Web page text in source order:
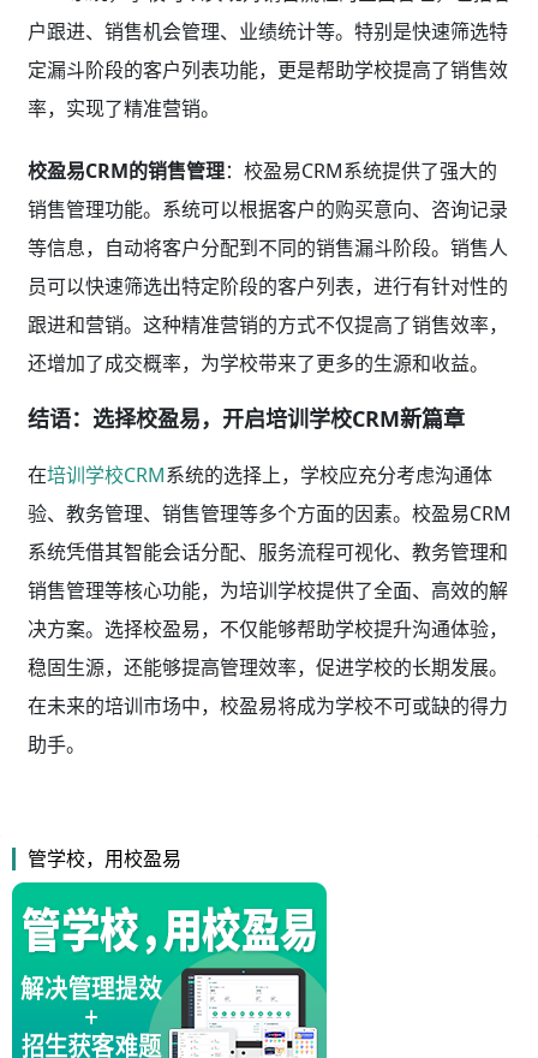
户跟进、销售机会管理、业绩统计等。特别是快速筛选特
定漏斗阶段的客户列表功能，更是帮助学校提高了销售效
率，实现了精准营销。
校盈易CRM的销售管理：校盈易CRM系统提供了强大的
销售管理功能。系统可以根据客户的购买意向、咨询记录
等信息，自动将客户分配到不同的销售漏斗阶段。销售人
员可以快速筛选出特定阶段的客户列表，进行有针对性的
跟进和营销。这种精准营销的方式不仅提高了销售效率，
还增加了成交概率，为学校带来了更多的生源和收益。
结语：选择校盈易，开启培训学校CRM新篇章
在培训学校CRM系统的选择上，学校应充分考虑沟通体
验、教务管理、销售管理等多个方面的因素。校盈易CRM
系统凭借其智能会话分配、服务流程可视化、教务管理和
销售管理等核心功能，为培训学校提供了全面、高效的解
决方案。选择校盈易，不仅能够帮助学校提升沟通体验，
稳固生源，还能够提高管理效率，促进学校的长期发展。
在未来的培训市场中，校盈易将成为学校不可或缺的得力
助手。
管学校，用校盈易